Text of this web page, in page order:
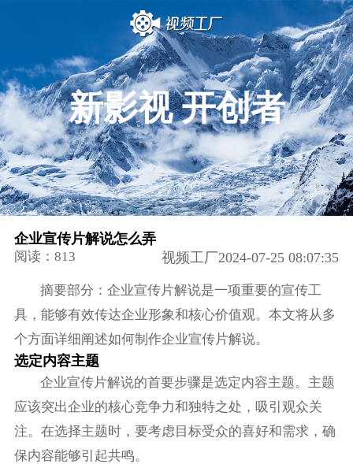
新影视 开创者
企业宣传片解说怎么弄
阅读：813 视频工厂2024-07-25 08:07:35
摘要部分：企业宣传片解说是一项重要的宣传工
具，能够有效传达企业形象和核心价值观。本文将从多
个方面详细阐述如何制作企业宣传片解说。
选定内容主题
企业宣传片解说的首要步骤是选定内容主题。主题
应该突出企业的核心竞争力和独特之处，吸引观众关
注。在选择主题时，要考虑目标受众的喜好和需求，确
保内容能够引起共鸣。